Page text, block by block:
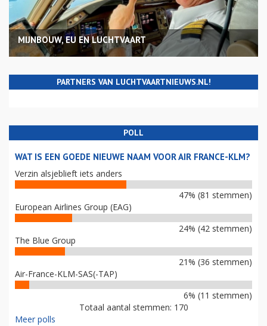
MIJNBOUW, EU EN LUCHTVAART
PARTNERS VAN LUCHTVAARTNIEUWS.NL!
POLL
WAT IS EEN GOEDE NIEUWE NAAM VOOR AIR FRANCE-KLM?
Verzin alsjeblieft iets anders
47% (81 stemmen)
European Airlines Group (EAG)
24% (42 stemmen)
The Blue Group
21% (36 stemmen)
Air-France-KLM-SAS(-TAP)
6% (11 stemmen)
Totaal aantal stemmen: 170
Meer polls